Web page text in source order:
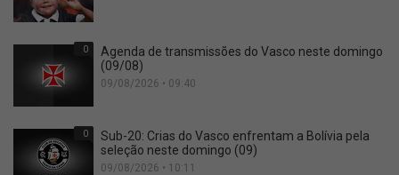
0
Agenda de transmissões do Vasco neste domingo
(09/08)
09/08/2026 • 09:40
0
Sub-20: Crias do Vasco enfrentam a Bolívia pela
seleção neste domingo (09)
09/08/2026 • 10:11